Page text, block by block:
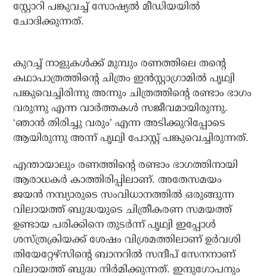
സ്റ്റോറി പങ്കുവച്ച് സോഷ്യല്‍ മീഡിയയില്‍
ചോദിക്കുന്നത്.
കുറച്ച് നാളുകള്‍ക്ക് മുമ്പും രണത്തിലെ തന്റെ
കഥാപാത്രത്തിന്റെ ചിത്രം ഇന്‍സ്റ്റാഗ്രാമില്‍ പൃഥ്വി
പങ്കുവെച്ചിരിന്നു അന്നും ചിത്രത്തിന്റെ രണ്ടാം ഭാഗം
വരുന്നു എന്ന വാര്‍ത്തകള്‍ സജീവമായിരുന്നു.
‘ഞാന്‍ തിരിച്ചു വരും’ എന്ന അടിക്കുറിപ്പോടെ
ആയിരുന്നു അന്ന് പൃഥ്വി പോസ്റ്റ് പങ്കുവെച്ചിരുന്നത്.
എന്തായാലും രണത്തിന്റെ രണ്ടാം ഭാഗത്തിനായി
ആരാധകര്‍ കാത്തിരിപ്പിലാണ്. അതേസമയം
ജയന്‍ നമ്പ്യാരുടെ സംവിധാനത്തില്‍ ഒരുങ്ങുന്ന
വിലായത്ത് ബുദ്ധയുടെ ചിത്രീകരണ സമയത്ത്
ഉണ്ടായ പരിക്കിനെ തുടര്‍ന്ന് പൃഥ്വി ഇപ്പോള്‍
ശസ്ത്രക്രിയക്ക് ശേഷം വിശ്രമത്തിലാണ് ഉര്‍വശി
തിയേറ്റേഴ്‌സിന്റെ ബാനറില്‍ സന്ദീപ് സേനനാണ്
വിലായത്ത് ബുദ്ധ നിര്‍മിക്കുന്നത്. ഇന്ദുഗോപനും